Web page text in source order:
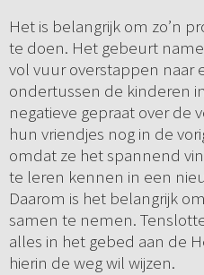
Het is belangrijk om zo’n
te doen. Het gebeurt
vol vuur overstappen naar
ondertussen de kinderen
negatieve gepraat over de
hun vriendjes nog in de
omdat ze het spannend
te leren kennen in een
Daarom is het belangrijk
samen te nemen.
alles in het gebed aan de
hierin de weg wil wijzen.